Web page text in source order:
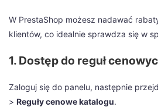
W PrestaShop możesz nadawać
klientów, co idealnie sprawdza się w
1. Dostęp do reguł
Zaloguj się do panelu, następnie
> Reguły cenowe katalogu.